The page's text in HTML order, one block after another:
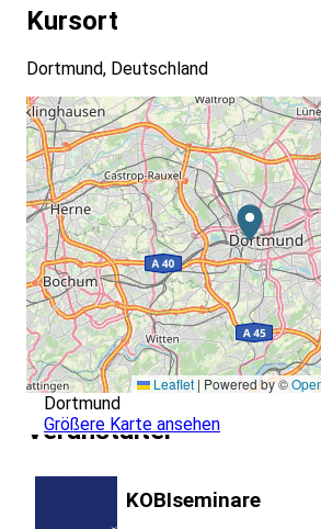
Netzwerklandkarten zur Analyse der
gearbeitet. Die Teilnehmer*innen
Netzwerkarbeit für die Koordinatoren/-
Kursort
Dortmund, Deutschland
Leaflet | Powered by ©
Dortmund
Größere Karte ansehen
Veranstalter
KOBIseminare